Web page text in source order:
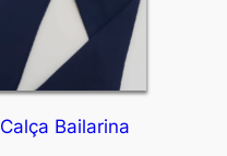
Calça Bailarina